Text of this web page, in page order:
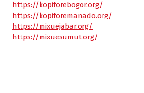
https://kopiforebogor.org/
https://kopiforemanado.org/
https://mixuejabar.org/
https://mixuesumut.org/